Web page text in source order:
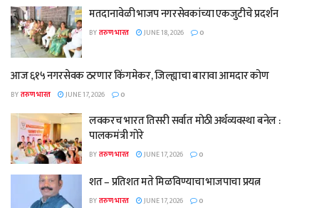
मतदानावेळी भाजप नगरसेवकांच्या एकजुटीचे प्रदर्शन
BYतरुण भारत JUNE 18, 2026 0
आज ६१५ नगरसेवक ठरणार किंगमेकर, जिल्ह्याचा बारावा आमदार कोण
BYतरुण भारत JUNE 17, 2026 0
लवकरच भारत तिसरी सर्वात मोठी अर्थव्यवस्था बनेल :
पालकमंत्री गोरे
BYतरुण भारत JUNE 17, 2026 0
शत – प्रतिशत मते मिळविण्याचा भाजपाचा प्रयत्न
BYतरुण भारत JUNE 17, 2026 0